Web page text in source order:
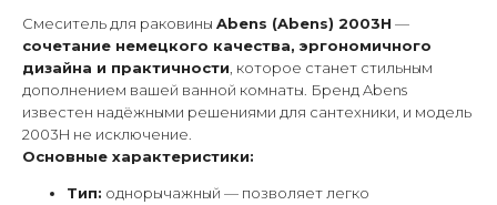
Смеситель для раковины Abens (Abens) 2003H —
сочетание немецкого качества, эргономичного
дизайна и практичности, которое станет стильным
дополнением вашей ванной комнаты. Бренд Abens
известен надёжными решениями для сантехники, и модель
2003H не исключение.
Основные характеристики:
Тип: однорычажный — позволяет легко